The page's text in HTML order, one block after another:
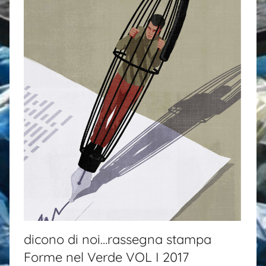
i
dicono di noi…rassegna stampa
Forme nel Verde VOL I 2017